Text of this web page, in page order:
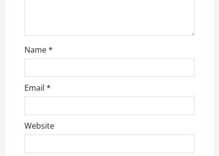
Name*
Email *
Website